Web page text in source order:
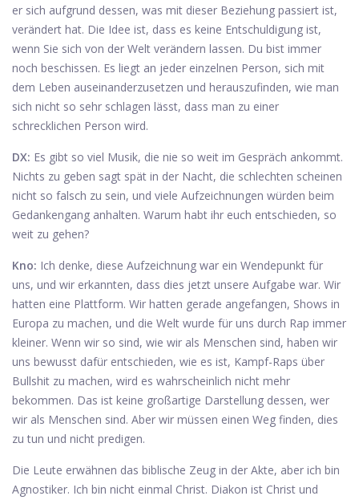
er sich aufgrund dessen, was mit dieser Beziehung passiert ist,
verändert hat. Die Idee ist, dass es keine Entschuldigung ist,
wenn Sie sich von der Welt verändern lassen. Du bist immer
noch beschissen. Es liegt an jeder einzelnen Person, sich mit
dem Leben auseinanderzusetzen und herauszufinden, wie man
sich nicht so sehr schlagen lässt, dass man zu einer
schrecklichen Person wird.
DX: Es gibt so viel Musik, die nie so weit im Gespräch ankommt.
Nichts zu geben sagt spät in der Nacht, die schlechten scheinen
nicht so falsch zu sein, und viele Aufzeichnungen würden beim
Gedankengang anhalten. Warum habt ihr euch entschieden, so
weit zu gehen?
Kno: Ich denke, diese Aufzeichnung war ein Wendepunkt für
uns, und wir erkannten, dass dies jetzt unsere Aufgabe war. Wir
hatten eine Plattform. Wir hatten gerade angefangen, Shows in
Europa zu machen, und die Welt wurde für uns durch Rap immer
kleiner. Wenn wir so sind, wie wir als Menschen sind, haben wir
uns bewusst dafür entschieden, wie es ist, Kampf-Raps über
Bullshit zu machen, wird es wahrscheinlich nicht mehr
bekommen. Das ist keine großartige Darstellung dessen, wer
wir als Menschen sind. Aber wir müssen einen Weg finden, dies
zu tun und nicht predigen.
Die Leute erwähnen das biblische Zeug in der Akte, aber ich bin
Agnostiker. Ich bin nicht einmal Christ. Diakon ist Christ und